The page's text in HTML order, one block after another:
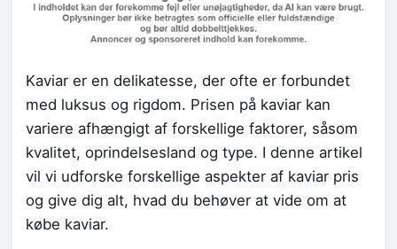
Kaviar er en delikatesse, der ofte er forbundet
med luksus og rigdom. Prisen på kaviar kan
variere afhængigt af forskellige faktorer, såsom
kvalitet, oprindelsesland og type. I denne artikel
vil vi udforske forskellige aspekter af kaviar pris
og give dig alt, hvad du behøver at vide om at
købe kaviar.